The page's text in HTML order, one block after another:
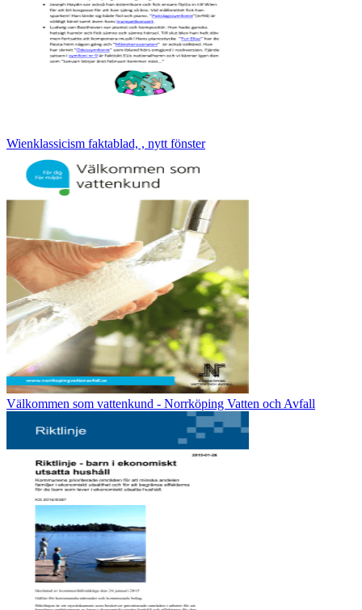
Wienklassicism faktablad, , nytt fönster
Välkommen som vattenkund - Norrköping Vatten och Avfall